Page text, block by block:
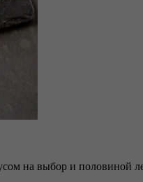
на выбор и половиной